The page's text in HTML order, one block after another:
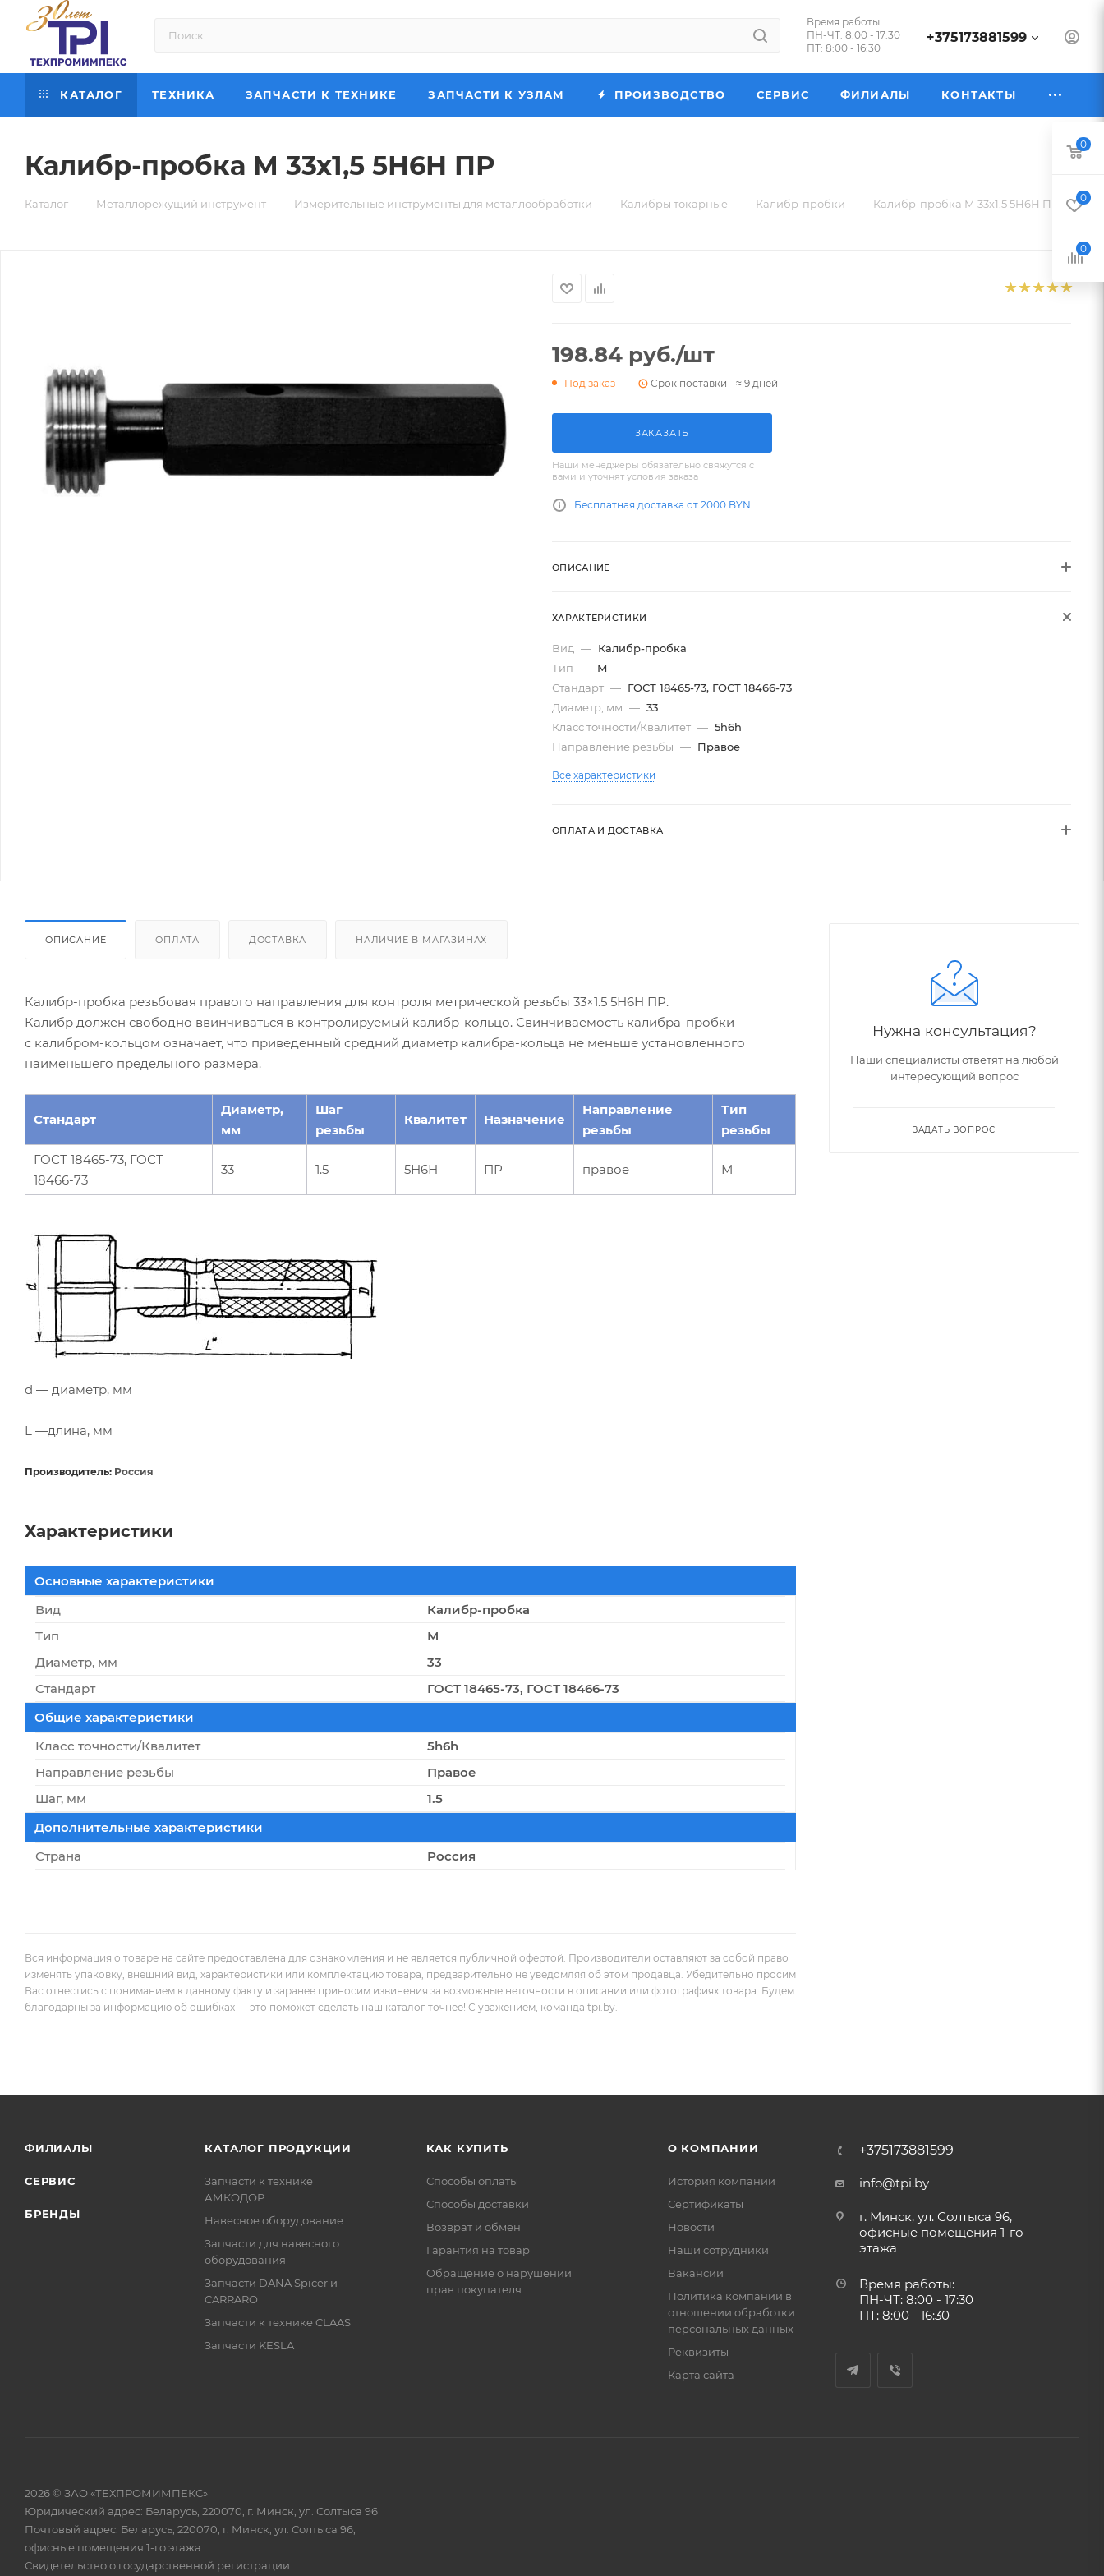
Время работы:
ПН-ЧТ: 8:00 - 17:30
ПТ: 8:00 - 16:30
+375173881599
КАТАЛОГ ТЕХНИКА ЗАПЧАСТИ К ТЕХНИКЕ ЗАПЧАСТИ К УЗЛАМ ПРОИЗВОДСТВО СЕРВИС ФИЛИАЛЫ КОНТАКТЫ
Калибр-пробка М 33х1,5 5Н6Н ПР
Каталог — Металлорежущий инструмент — Измерительные инструменты для металлообработки — Калибры токарные — Калибр-пробки — Калибр-пробка М 33х1,5 5Н6Н ПР
198.84 руб./шт
Под заказ Срок поставки - ≈ 9 дней
ЗАКАЗАТЬ
Наши менеджеры обязательно свяжутся с
вами и уточнят условия заказа
Бесплатная доставка от 2000 BYN
ОПИСАНИЕ
ХАРАКТЕРИСТИКИ
Вид — Калибр-пробка
Тип — М
Стандарт — ГОСТ 18465-73, ГОСТ 18466-73
Диаметр, мм — 33
Класс точности/Квалитет — 5h6h
Направление резьбы — Правое
Все характеристики
ОПЛАТА И ДОСТАВКА
ОПИСАНИЕ ОПЛАТА ДОСТАВКА НАЛИЧИЕ В МАГАЗИНАХ
Калибр-пробка резьбовая правого направления для контроля метрической резьбы 33×1.5 5Н6Н ПР.
Калибр должен свободно ввинчиваться в контролируемый калибр-кольцо. Свинчиваемость калибра-пробки
с калибром-кольцом означает, что приведенный средний диаметр калибра-кольца не меньше установленного
наименьшего предельного размера.
Стандарт
Диаметр,
мм
Шаг
резьбы
Квалитет Назначение
Направление
резьбы
Тип
резьбы
ГОСТ 18465-73, ГОСТ
18466-73
33 1.5 5Н6Н ПР правое М
d — диаметр, мм
L —длина, мм
Производитель: Россия
Характеристики
Основные характеристики
Вид
Калибр-пробка
Тип
М
Диаметр, мм
33
Стандарт
ГОСТ 18465-73, ГОСТ 18466-73
Общие характеристики
Класс точности/Квалитет
5h6h
Направление резьбы
Правое
Шаг, мм
1.5
Дополнительные характеристики
Страна
Россия
Вся информация о товаре на сайте предоставлена для ознакомления и не является публичной офертой. Производители оставляют за собой право
изменять упаковку, внешний вид, характеристики или комплектацию товара, предварительно не уведомляя об этом продавца. Убедительно просим
Вас отнестись с пониманием к данному факту и заранее приносим извинения за возможные неточности в описании или фотографиях товара. Будем
благодарны за информацию об ошибках — это поможет сделать наш каталог точнее! С уважением, команда tpi.by.
Нужна консультация?
Наши специалисты ответят на любой
интересующий вопрос
ЗАДАТЬ ВОПРОС
ФИЛИАЛЫ
СЕРВИС
БРЕНДЫ
КАТАЛОГ ПРОДУКЦИИ
Запчасти к технике
АМКОДОР
Навесное оборудование
Запчасти для навесного
оборудования
Запчасти DANA Spicer и
CARRARO
Запчасти к технике CLAAS
Запчасти KESLA
КАК КУПИТЬ
Способы оплаты
Способы доставки
Возврат и обмен
Гарантия на товар
Обращение о нарушении
прав покупателя
О КОМПАНИИ
История компании
Сертификаты
Новости
Наши сотрудники
Вакансии
Политика компании в
отношении обработки
персональных данных
Реквизиты
Карта сайта
+375173881599
info@tpi.by
г. Минск, ул. Солтыса 96,
офисные помещения 1-го
этажа
Время работы:
ПН-ЧТ: 8:00 - 17:30
ПТ: 8:00 - 16:30
2026 © ЗАО «ТЕХПРОМИМПЕКС»
Юридический адрес: Беларусь, 220070, г. Минск, ул. Солтыса 96
Почтовый адрес: Беларусь, 220070, г. Минск, ул. Солтыса 96,
офисные помещения 1-го этажа
Свидетельство о государственной регистрации
0
0
0